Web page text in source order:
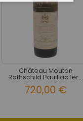
Château Mouton
Rothschild Pauillac 1er...
720,00 €